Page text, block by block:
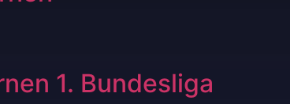
1. Bundesliga